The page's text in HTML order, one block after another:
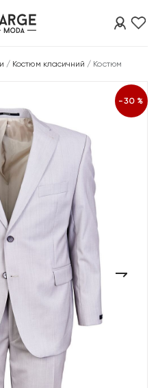
/ Костюм класичний / Костюм
-30%